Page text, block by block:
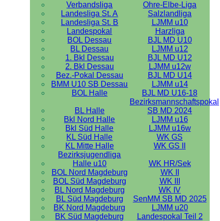
Verbandsliga
Ohre-Elbe-Liga
Landesliga St. A
Salzlandliga
Landesliga St. B
LJMM u10
Landespokal
Harzliga
BOL Dessau
BJL MD U10
BL Dessau
LJMM u12
1. Bkl Dessau
BJL MD U12
2. Bkl Dessau
LJMM u12w
Bez.-Pokal Dessau
BJL MD U14
BMM U10 SB Dessau
LJMM u14
BOL Halle
BJL MD U16-18
BL Halle
Bezirksmannschaftspokal
SB MD 2024
Bkl Nord Halle
LJMM u16
Bkl Süd Halle
LJMM u16w
KL Süd Halle
WK GS
KL Mitte Halle
WK GS II
Bezirksjugendliga
Halle u10
WK HR/Sek
BOL Nord Magdeburg
WK II
BOL Süd Magdeburg
WK III
BL Nord Magdeburg
WK IV
BL Süd Magdeburg
SenMM SB MD 2025
BK Nord Magdeburg
LJMM u20
BK Süd Magdeburg
Landespokal Teil 2